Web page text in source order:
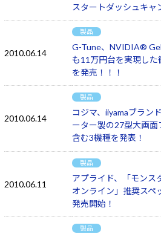
スタートダッシュキャ
2010.06.14
製品
G-Tune、NVIDIA®
も11万円台を実現し
を発売！！！
2010.06.14
製品
コジマ、iiyamaブラン
ーター製の27型大画
含む3機種を発表！
2010.06.11
製品
アプライド、「モンス
オンライン」推奨スペ
発売開始！
製品